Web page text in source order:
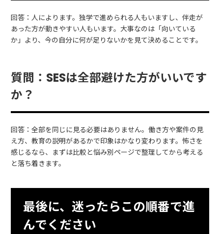
回答：人によります。独学で進められる人もいますし、伴走が
あった方が動きやすい人もいます。大事なのは「向いている
か」より、今の自分に何が足りないかを見て決めることです。
質問：SESは全部避けた方がいいです
か？
回答：全部を同じに見る必要はありません。働き方や案件の見
え方、教育の説明があるかで印象はかなり変わります。怖さを
感じるなら、まずは比較と悩み別ページで整理してから考える
と落ち着きます。
最後に、迷ったらこの順番で進
んでください